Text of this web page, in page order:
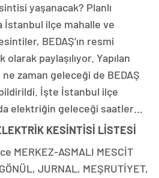
yaşanacak? Planlı
İstanbul ilçe mahalle ve
BEDAŞ’ın resmi
paylaşılıyor. Yapılan
zaman geleceği de BEDAŞ
İşte İstanbul ilçe
elektriğin geleceği saatler…
KESİNTİSİ LİSTESİ
MERKEZ-ASMALI MESCİT
JURNAL, MEŞRUTİYET,